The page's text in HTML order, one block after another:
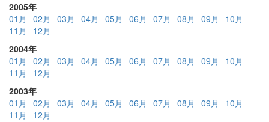
2005年
01月
02月 03月 04月 05月 06月 07月 08月 09月
10月
11月
12月
2004年
01月
02月 03月 04月 05月 06月 07月 08月 09月
10月
11月
12月
2003年
01月
02月 03月 04月 05月 06月 07月 08月 09月
10月
11月
12月